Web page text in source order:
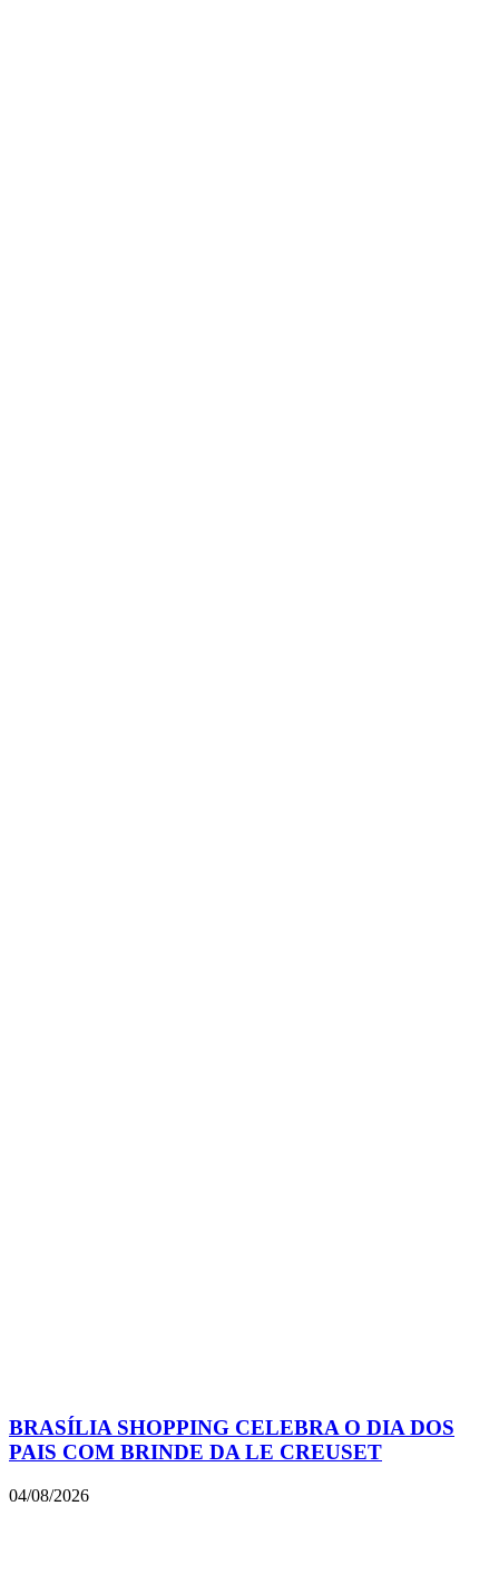
BRASÍLIA SHOPPING CELEBRA O DIA DOS
PAIS COM BRINDE DA LE CREUSET
04/08/2026